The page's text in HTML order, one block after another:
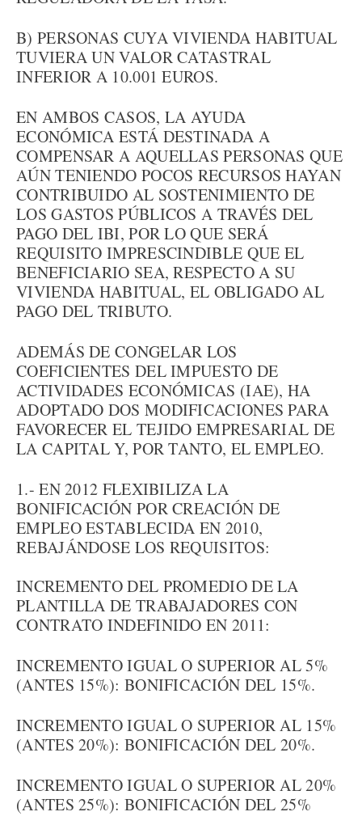
B) PERSONAS CUYA VIVIENDA HABITUAL
TUVIERA UN VALOR CATASTRAL
INFERIOR A 10.001 EUROS.
EN AMBOS CASOS, LA AYUDA
ECONÓMICA ESTÁ DESTINADA A
COMPENSAR A AQUELLAS PERSONAS QUE
AÚN TENIENDO POCOS RECURSOS HAYAN
CONTRIBUIDO AL SOSTENIMIENTO DE
LOS GASTOS PÚBLICOS A TRAVÉS DEL
PAGO DEL IBI, POR LO QUE SERÁ
REQUISITO IMPRESCINDIBLE QUE EL
BENEFICIARIO SEA, RESPECTO A SU
VIVIENDA HABITUAL, EL OBLIGADO AL
PAGO DEL TRIBUTO.
ADEMÁS DE CONGELAR LOS
COEFICIENTES DEL IMPUESTO DE
ACTIVIDADES ECONÓMICAS (IAE), HA
ADOPTADO DOS MODIFICACIONES PARA
FAVORECER EL TEJIDO EMPRESARIAL DE
LA CAPITAL Y, POR TANTO, EL EMPLEO.
1.- EN 2012 FLEXIBILIZA LA
BONIFICACIÓN POR CREACIÓN DE
EMPLEO ESTABLECIDA EN 2010,
REBAJÁNDOSE LOS REQUISITOS:
INCREMENTO DEL PROMEDIO DE LA
PLANTILLA DE TRABAJADORES CON
CONTRATO INDEFINIDO EN 2011:
INCREMENTO IGUAL O SUPERIOR AL 5%
(ANTES 15%): BONIFICACIÓN DEL 15%.
INCREMENTO IGUAL O SUPERIOR AL 15%
(ANTES 20%): BONIFICACIÓN DEL 20%.
INCREMENTO IGUAL O SUPERIOR AL 20%
(ANTES 25%): BONIFICACIÓN DEL 25%